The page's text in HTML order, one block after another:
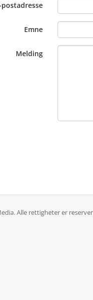
postadresse
Emne
Melding
Alle rettigheter er